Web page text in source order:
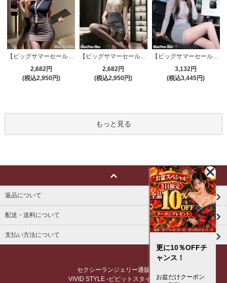
【ビッグサマーセール対象品】セクシーコスプレ(SEXYCOSPLAY) 4421
2,682円
(税込2,950円)
【ビッグサマーセール対象品】セクシーコスプレ(SEXYCOSPLAY) 4191
2,682円
(税込2,950円)
【ビッグサマーセール対象品】セクシーコスプレ(SEXYCOSPLAY) 4173
3,132円
(税込3,445円)
もっと見る
返品について
配送・送料について
支払い方法について
セクシーランジェリー通販
VIVID STYLE -ビビットスタイル-
更に10％OFFチ
ャンス！
お盆だけクーポン